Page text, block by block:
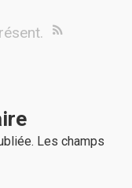
Les champs